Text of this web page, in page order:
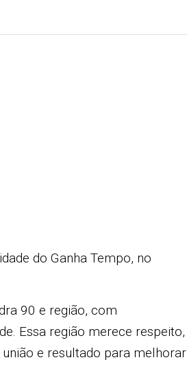
do Ganha Tempo, no
90 e região, com
Essa região merece respeito,
e resultado para melhorar